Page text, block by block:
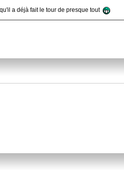
a déjà fait le tour de presque tout